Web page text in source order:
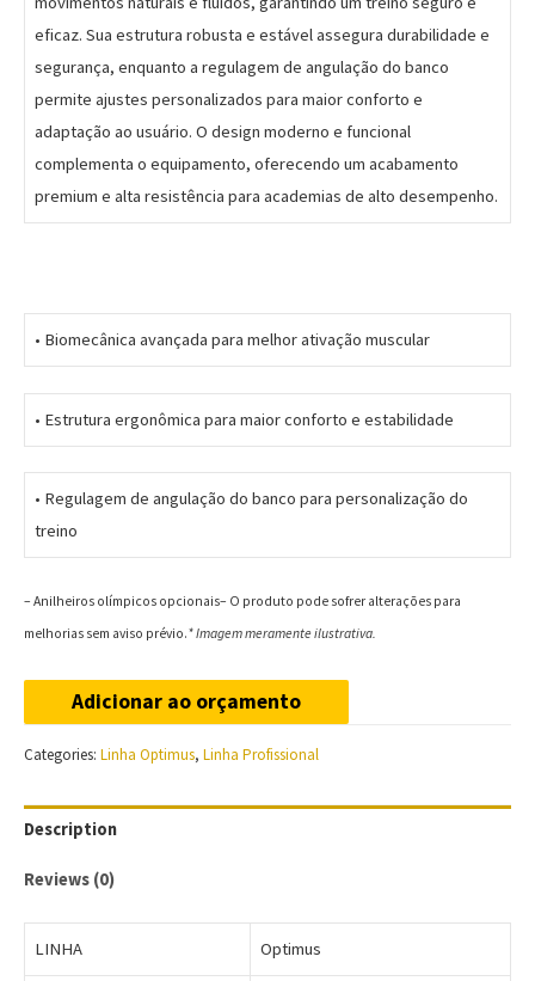
eficaz. Sua estrutura robusta e estável assegura durabilidade e
segurança, enquanto a regulagem de angulação do banco
permite ajustes personalizados para maior conforto e
adaptação ao usuário. O design moderno e funcional
complementa o equipamento, oferecendo um acabamento
premium e alta resistência para academias de alto desempenho.
•⁠ ⁠Biomecânica avançada para melhor ativação muscular
•⁠ ⁠Estrutura ergonômica para maior conforto e estabilidade
•⁠ ⁠Regulagem de angulação do banco para personalização do
treino
– Anilheiros olímpicos opcionais– O produto pode sofrer alterações para
melhorias sem aviso prévio.*Imagem meramente ilustrativa.
Adicionar ao orçamento
Categories: Linha Optimus, Linha Profissional
Description
Reviews (0)
LINHA Optimus